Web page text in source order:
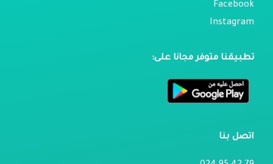
Facebook
Instagram
تطبيقنا متوفر مجانا على:
اتصل بنا